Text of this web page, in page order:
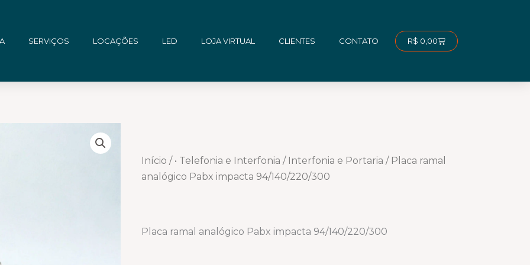
SERVIÇOS LOCAÇÕES LED LOJA VIRTUAL CLIENTES CONTATO R$ 0,00Carrinho
Início / • Telefonia e Interfonia / Interfonia e Portaria / Placa ramal
analógico Pabx impacta 94/140/220/300
Placa ramal analógico Pabx impacta 94/140/220/300